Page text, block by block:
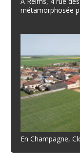
métamorphosée
En Champagne,